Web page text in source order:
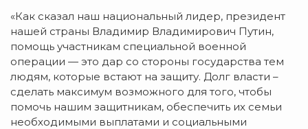
«Как сказал наш национальный лидер, президент
нашей страны Владимир Владимирович Путин,
помощь участникам специальной военной
операции — это дар со стороны государства тем
людям, которые встают на защиту. Долг власти –
сделать максимум возможного для того, чтобы
помочь нашим защитникам, обеспечить их семьи
необходимыми выплатами и социальными